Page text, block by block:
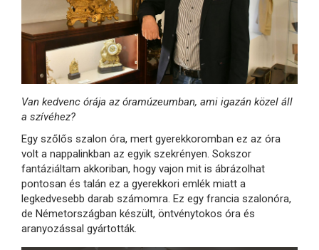
Van kedvenc órája az óramúzeumban, ami igazán közel áll
a szívéhez?
Egy szőlős szalon óra, mert gyerekkoromban ez az óra
volt a nappalinkban az egyik szekrényen. Sokszor
fantáziáltam akkoriban, hogy vajon mit is ábrázolhat
pontosan és talán ez a gyerekkori emlék miatt a
legkedvesebb darab számomra. Ez egy francia szalonóra,
de Németországban készült, öntvénytokos óra és
aranyozással gyártották.